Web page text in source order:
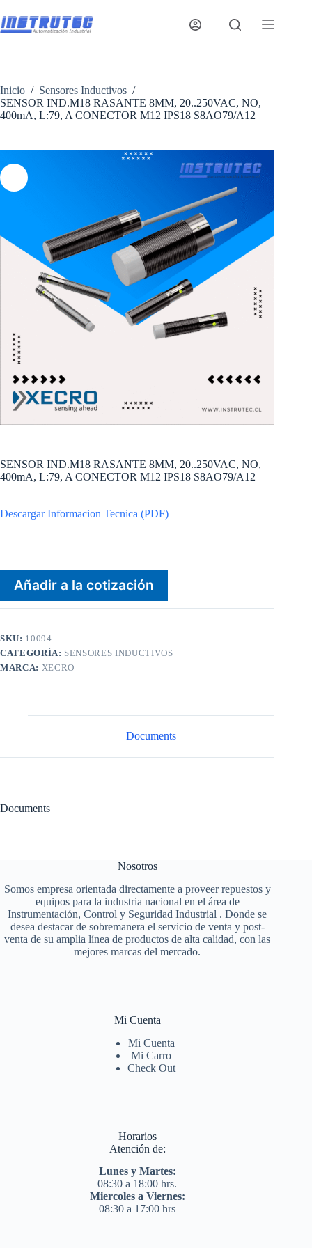
al
contenido
Inicio / Sensores Inductivos /
SENSOR IND.M18 RASANTE 8MM, 20..250VAC, NO,
400mA, L:79, A CONECTOR M12 IPS18 S8AO79/A12
SENSOR IND.M18 RASANTE 8MM, 20..250VAC, NO,
400mA, L:79, A CONECTOR M12 IPS18 S8AO79/A12
Descargar Informacion Tecnica (PDF)
Añadir a la cotización
SKU: 10094
CATEGORÍA: SENSORES INDUCTIVOS
MARCA: XECRO
Documents
Documents
Nosotros
Somos empresa orientada directamente a proveer repuestos y
equipos para la industria nacional en el área de
Instrumentación, Control y Seguridad Industrial . Donde se
desea destacar de sobremanera el servicio de venta y post-
venta de su amplia línea de productos de alta calidad, con las
mejores marcas del mercado.
Mi Cuenta
Mi Cuenta
Mi Carro
Check Out
Horarios
Atención de:
Lunes y Martes:
08:30 a 18:00 hrs.
Miercoles a Viernes:
08:30 a 17:00 hrs